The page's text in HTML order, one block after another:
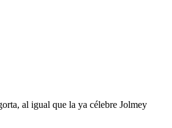
al igual que la ya célebre Jolmey